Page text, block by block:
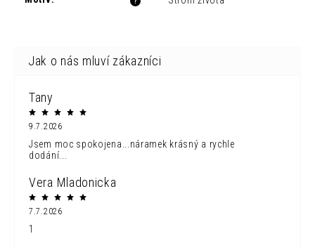
Tany
9.7.2026
Jsem moc spokojena...náramek krásný a rychle
dodání...
Vera Mladonicka
7.7.2026
1